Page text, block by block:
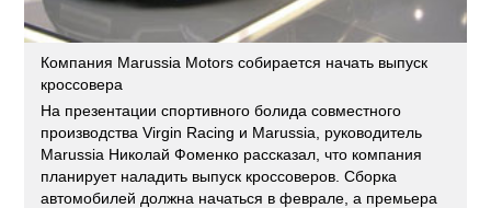
Компания Marussia Motors собирается начать выпуск
кроссовера
На презентации спортивного болида совместного
производства Virgin Racing и Marussia, руководитель
Marussia Николай Фоменко рассказал, что компания
планирует наладить выпуск кроссоверов. Сборка
автомобилей должна начаться в феврале, а премьера